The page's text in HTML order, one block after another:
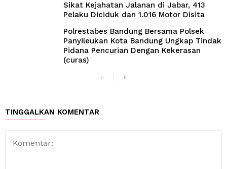
Sikat Kejahatan Jalanan di Jabar, 413
Pelaku Diciduk dan 1.016 Motor Disita
Polrestabes Bandung Bersama Polsek
Panyileukan Kota Bandung Ungkap Tindak
Pidana Pencurian Dengan Kekerasan
(curas)
TINGGALKAN KOMENTAR